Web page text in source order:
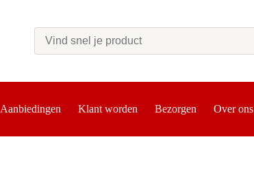
Aanbiedingen Klant worden Bezorgen Over ons